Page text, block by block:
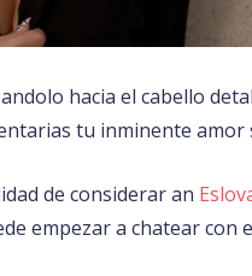
hacia el cabello
tu inminente amor
de considerar an
empezar a chatear con